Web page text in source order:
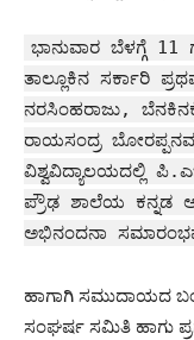
ಭಾನುವಾರ ಬೆಳಗ್ಗೆ 11
ತಾಲ್ಲೂಕಿನ ಸರ್ಕಾರಿ
ನರಸಿಂಹರಾಜು,
ರಾಯಸಂದ್ರ
ವಿಶ್ವವಿದ್ಯಾಲಯದಲ್ಲಿ
ಪ್ರೌಢ ಶಾಲೆಯ ಕನ್ನಡ
ಅಭಿನಂದನಾ
ಹಾಗಾಗಿ ಸಮುದಾಯದ
ಸಂಘರ್ಷ ಸಮಿತಿ ಹಾಗು